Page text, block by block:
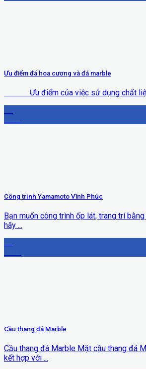
Ưu điểm đá hoa cương và đá marble
Ưu điểm của việc sử dụng chất
Công trình Yamamoto Vĩnh Phúc
Bạn muốn công trình ốp lát, trang trí
hãy ...
Cầu thang đá Marble
Cầu thang đá Marble Mặt cầu thang đá
kết hợp với ...